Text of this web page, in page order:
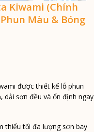
Kiwami (Chính
Màu & Bóng
được thiết kế lỗ phun
dải sơn đều và ổn định ngay
thiểu tối đa lượng sơn bay